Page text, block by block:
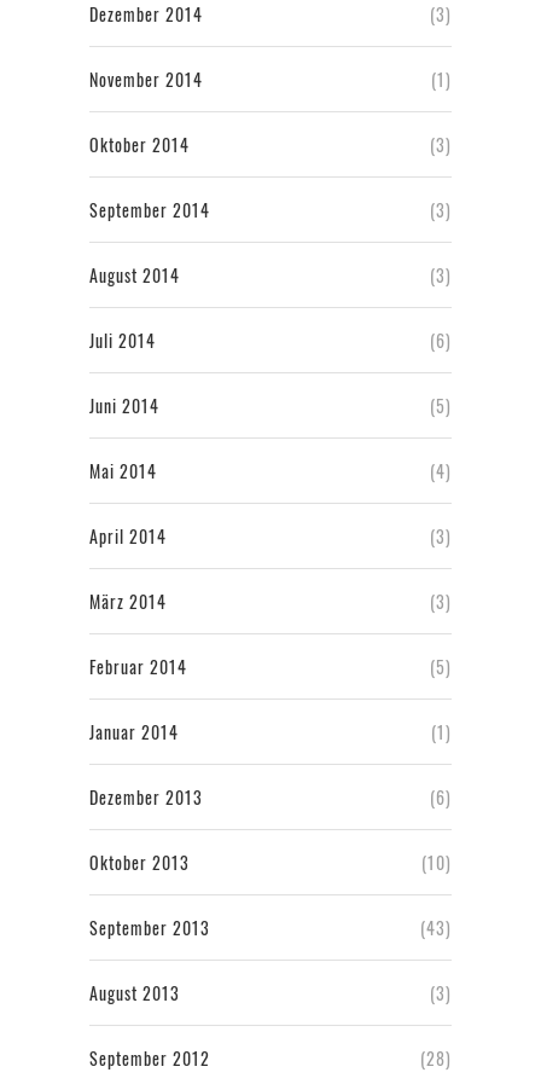
Dezember 2014 (3)
November 2014 (1)
Oktober 2014 (3)
September 2014 (3)
August 2014 (3)
Juli 2014 (6)
Juni 2014 (5)
Mai 2014 (4)
April 2014 (3)
März 2014 (3)
Februar 2014 (5)
Januar 2014 (1)
Dezember 2013 (6)
Oktober 2013 (10)
September 2013 (43)
August 2013 (3)
September 2012 (28)